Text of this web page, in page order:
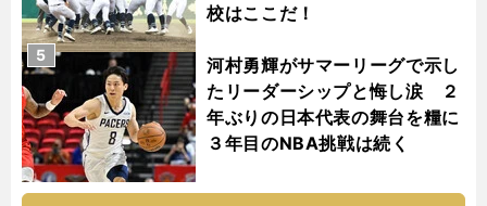
校はここだ！
河村勇輝がサマーリーグで示し
たリーダーシップと悔し涙 ２
年ぶりの日本代表の舞台を糧に
３年目のNBA挑戦は続く
5